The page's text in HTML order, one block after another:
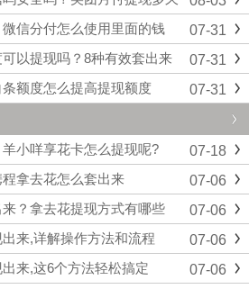
07-31
信分付怎么使用里面的钱
07-31
以提现吗？8种有效套出来
07-31
额度怎么提高提现额度
07-18
小咩享花卡怎么提现呢?
07-06
拿去花怎么套出来
07-06
？拿去花提现方式有哪些
07-06
来,详解操作方法和流程
07-06
来,这6个方法轻松搞定